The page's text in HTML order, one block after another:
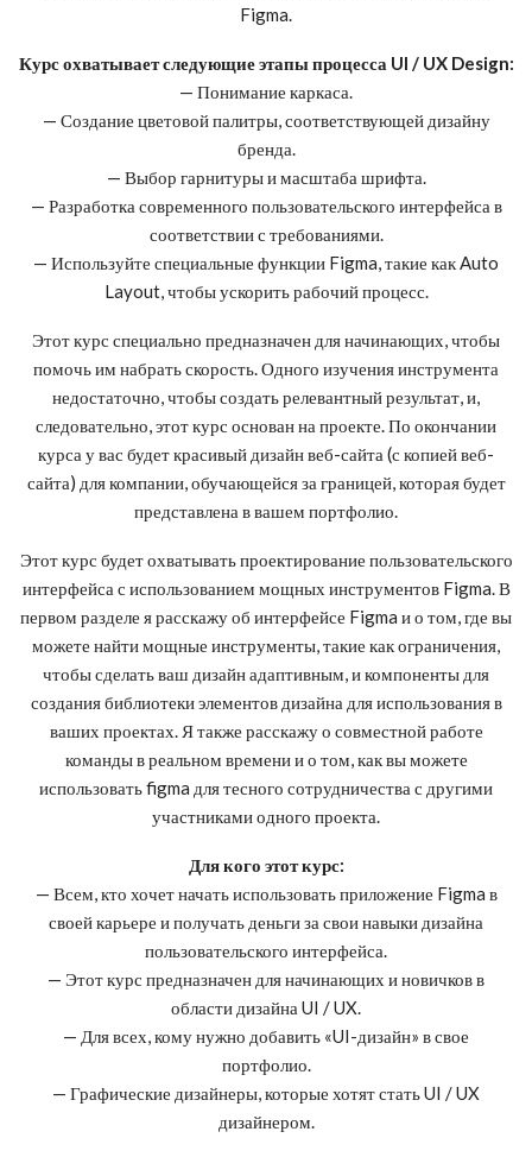
Figma.
Курс охватывает следующие этапы процесса UI / UX Design:
— Понимание каркаса.
— Создание цветовой палитры, соответствующей дизайну
бренда.
— Выбор гарнитуры и масштаба шрифта.
— Разработка современного пользовательского интерфейса в
соответствии с требованиями.
— Используйте специальные функции Figma, такие как Auto
Layout, чтобы ускорить рабочий процесс.
Этот курс специально предназначен для начинающих, чтобы
помочь им набрать скорость. Одного изучения инструмента
недостаточно, чтобы создать релевантный результат, и,
следовательно, этот курс основан на проекте. По окончании
курса у вас будет красивый дизайн веб-сайта (с копией веб-
сайта) для компании, обучающейся за границей, которая будет
представлена в вашем портфолио.
Этот курс будет охватывать проектирование пользовательского
интерфейса с использованием мощных инструментов Figma. В
первом разделе я расскажу об интерфейсе Figma и о том, где вы
можете найти мощные инструменты, такие как ограничения,
чтобы сделать ваш дизайн адаптивным, и компоненты для
создания библиотеки элементов дизайна для использования в
ваших проектах. Я также расскажу о совместной работе
команды в реальном времени и о том, как вы можете
использовать figma для тесного сотрудничества с другими
участниками одного проекта.
Для кого этот курс:
— Всем, кто хочет начать использовать приложение Figma в
своей карьере и получать деньги за свои навыки дизайна
пользовательского интерфейса.
— Этот курс предназначен для начинающих и новичков в
области дизайна UI / UX.
— Для всех, кому нужно добавить «UI-дизайн» в свое
портфолио.
— Графические дизайнеры, которые хотят стать UI / UX
дизайнером.